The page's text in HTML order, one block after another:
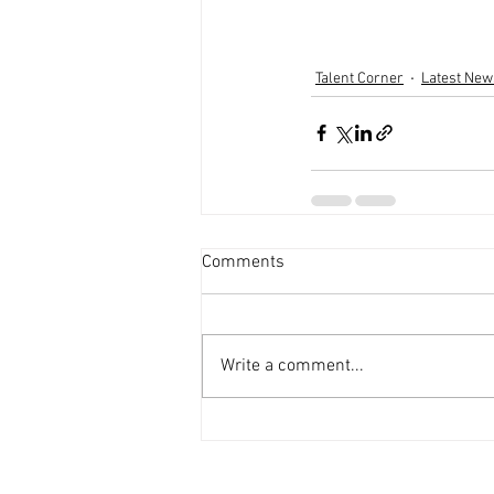
Talent Corner Latest
Comments
Write a comment...